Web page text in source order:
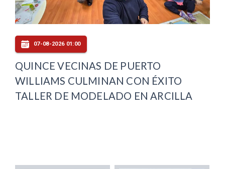
07-08-2026 01:00
QUINCE VECINAS DE PUERTO
WILLIAMS CULMINAN CON ÉXITO
TALLER DE MODELADO EN ARCILLA